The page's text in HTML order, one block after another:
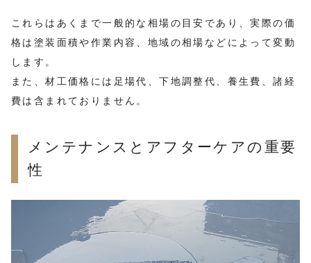
これらはあくまで一般的な相場の目安であり、実際の価
格は塗装面積や作業内容、地域の相場などによって変動
します。
また、材工価格には足場代、下地調整代、養生費、諸経
費は含まれておりません。
メンテナンスとアフターケアの重要
性